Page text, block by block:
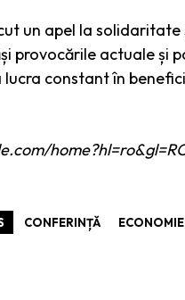
un apel la solidaritate
provocările actuale și
constant în
CONFERINȚĂ ECONOMIE